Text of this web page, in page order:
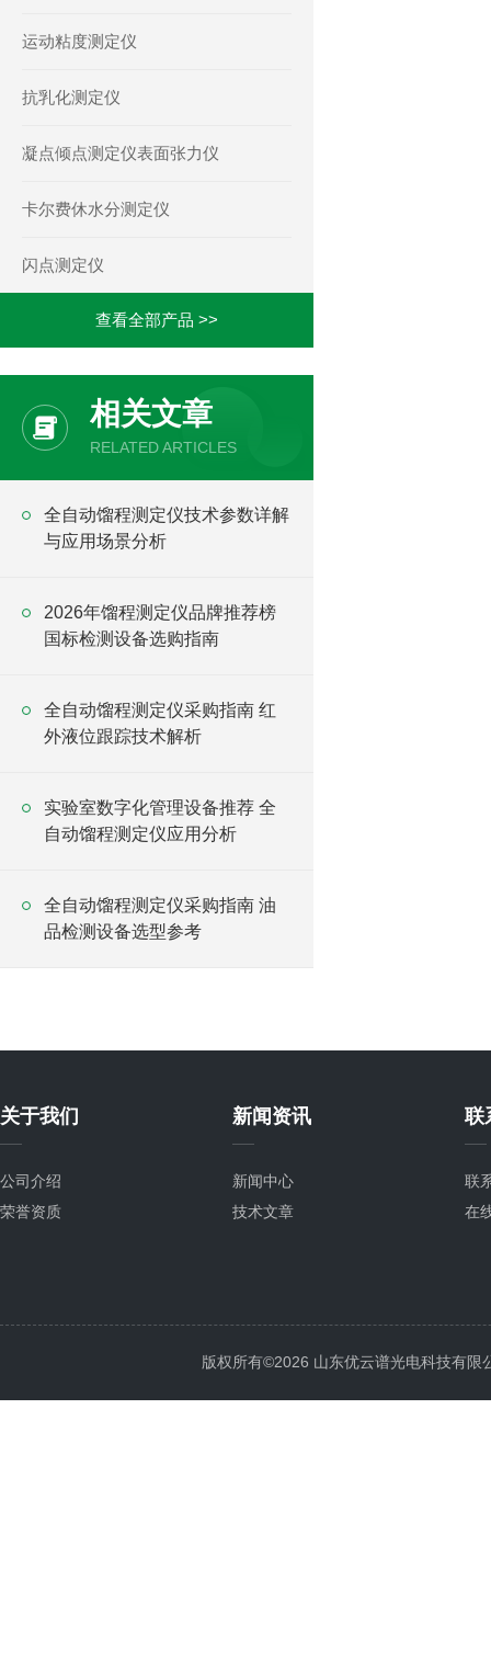
运动粘度测定仪
抗乳化测定仪
凝点倾点测定仪表面张力仪
卡尔费休水分测定仪
闪点测定仪
查看全部产品 >>
相关文章
RELATED ARTICLES
全自动馏程测定仪技术参数详解
与应用场景分析
2026年馏程测定仪品牌推荐榜
国标检测设备选购指南
全自动馏程测定仪采购指南 红
外液位跟踪技术解析
实验室数字化管理设备推荐 全
自动馏程测定仪应用分析
全自动馏程测定仪采购指南 油
品检测设备选型参考
关于我们
公司介绍
荣誉资质
新闻资讯
新闻中心
技术文章
联
联
在
版权所有©2026 山东优云谱光电科技有